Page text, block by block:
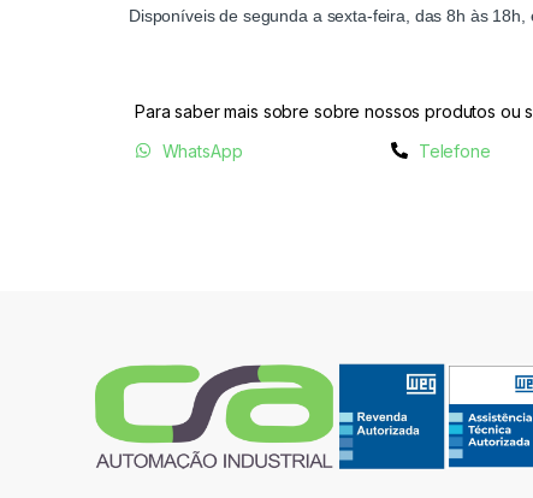
Disponíveis de segunda a sexta-feira, das 8h às 18h,
Para saber mais sobre sobre nossos produtos ou
WhatsApp
Telefone